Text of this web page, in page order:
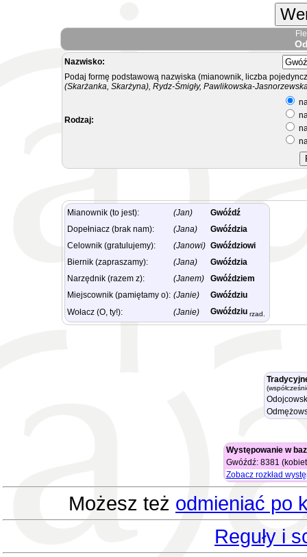
Nazwisko:
Podaj formę podstawową nazwiska (mianownik, liczba
(Skarżanka, Skarżyna), Rydz-Śmigły, Pawlikowska-
Rodzaj:
Mianownik (to jest): (Jan)
Gwóźdź
Dopełniacz (brak nam):
(Jana)
Gwóździa
Celownik (gratulujemy):
(Janowi) Gwóździowi
Biernik (zapraszamy):
(Jana)
Gwóździa
Narzędnik (razem z):
(Janem)
Gwóździem
Miejscownik (pamiętamy o): (Janie)
Gwóździu
Wołacz (O, ty!):
(Janie) Gwóździu rzad.
Występowanie w
Gwóźdź: 8381
Zobacz rozkład
Możesz też odmieniać po
Reguły i